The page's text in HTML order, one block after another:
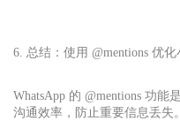
6. 总结：使用 @mentions 优
WhatsApp 的 @mentions 功
沟通效率，防止重要信息丢失